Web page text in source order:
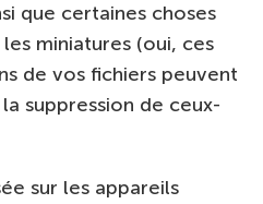
que certaines choses
miniatures (oui, ces
de vos fichiers peuvent
suppression de ceux-
sur les appareils